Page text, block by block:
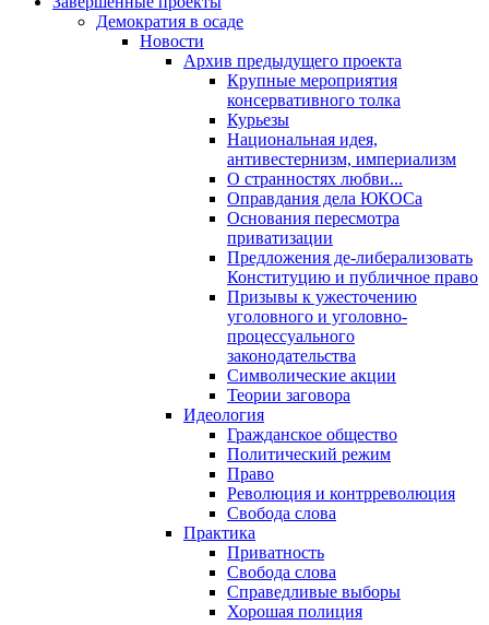
Демократия в осаде
Новости
Архив предыдущего проекта
Крупные мероприятия
консервативного толка
Курьезы
Национальная идея,
антивестернизм, империализм
О странностях любви...
Оправдания дела ЮКОСа
Основания пересмотра
приватизации
Предложения де-либерализовать
Конституцию и публичное право
Призывы к ужесточению
уголовного и уголовно-
процессуального
законодательства
Символические акции
Теории заговора
Идеология
Гражданское общество
Политический режим
Право
Революция и контрреволюция
Свобода слова
Практика
Приватность
Свобода слова
Справедливые выборы
Хорошая полиция